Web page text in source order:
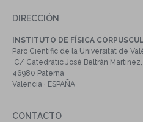
DIRECCIÓN
INSTITUTO DE FÍSICA
Parc Científic de la Universitat de
C/ Catedrátic José Beltrán Martinez,
46980 Paterna
Valencia · ESPAÑA
CONTACTO